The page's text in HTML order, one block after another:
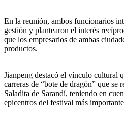
En la reunión, ambos funcionarios
gestión y plantearon el interés
que los empresarios de ambas
productos.
Jianpeng destacó el vínculo cultural
carreras de “bote de dragón” que se
Saladita de Sarandí, teniendo en
epicentros del festival más